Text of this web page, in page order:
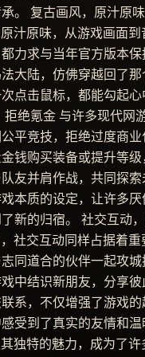
。 复古画风，原汁原
汁原味，从游戏画面
力求与当年官方版本
大陆，仿佛穿越回了
点击鼠标，都能勾起
拒绝氪金 与许多现代网
平竞技，拒绝过度商
钱购买装备或提升等
友并肩作战，共同探
本质的设定，让许多厌
新的归宿。 社交互动
社交互动同样占据着
同道合的伙伴一起攻
中结识新朋友，分享彼
系，不仅增强了游戏
受到了真实的友情和温
独特的魅力，成为了许